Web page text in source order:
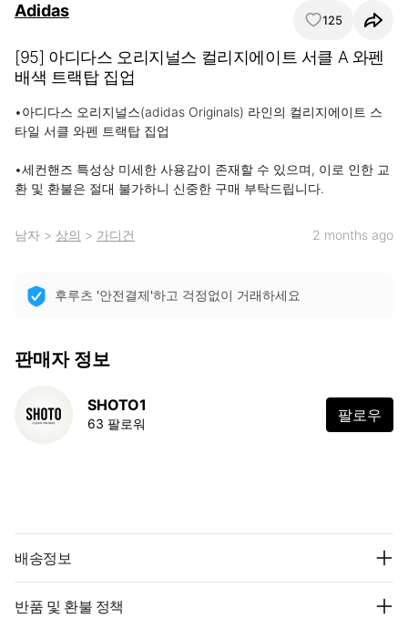
Adidas 125
[95] 아디다스 오리지널스 컬리지에이트 서클 A 와펜
배색 트랙탑 집업
•아디다스 오리지널스(adidas Originals) 라인의 컬리지에이트 스
타일 서클 와펜 트랙탑 집업
•세컨핸즈 특성상 미세한 사용감이 존재할 수 있으며, 이로 인한 교
환 및 환불은 절대 불가하니 신중한 구매 부탁드립니다.
남자 > 상의 > 가디건 2 months ago
후루츠 '안전결제'하고 걱정없이 거래하세요
판매자 정보
SHOTO1
63 팔로워 팔로우
배송정보
반품 및 환불 정책